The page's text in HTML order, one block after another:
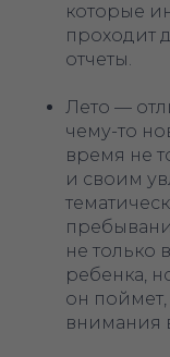
которые
проходит
отчеты.
Лето —
чему-то
время не
и своим
не только
ребенка,
он
внимания